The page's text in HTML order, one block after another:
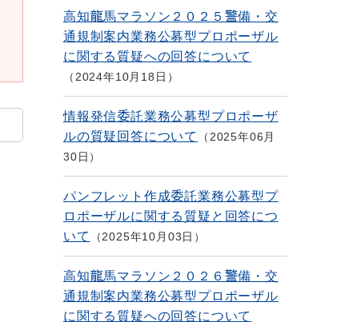
高知龍馬マラソン２０２５警備・交
通規制案内業務公募型プロポーザル
に関する質疑への回答について
2024年10月18日
情報発信委託業務公募型プロポーザ
ルの質疑回答について
2025年06月
30日
パンフレット作成委託業務公募型プ
ロポーザルに関する質疑と回答につ
いて
2025年10月03日
高知龍馬マラソン２０２６警備・交
通規制案内業務公募型プロポーザル
に関する質疑への回答について